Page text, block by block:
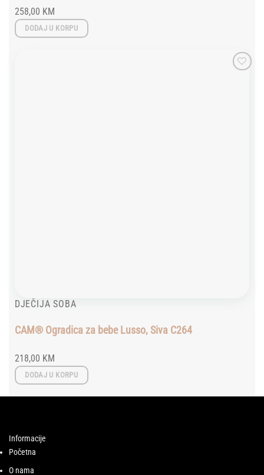
258,00 KM
DODAJ U KORPU
DJEČIJA SOBA
CAM® Ogradica za bebe Lusso, Siva C264
218,00 KM
DODAJ U KORPU
Informacije
Početna
O nama